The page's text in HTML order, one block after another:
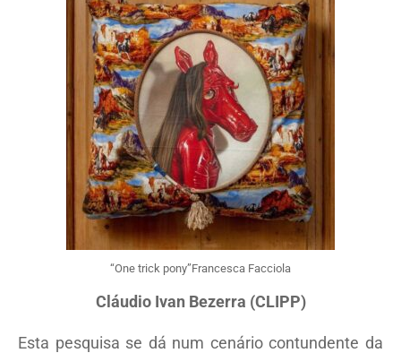
“One trick pony”Francesca Facciola
Cláudio Ivan Bezerra (CLIPP)
Esta pesquisa se dá num cenário contundente da